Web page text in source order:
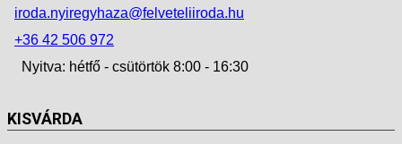
iroda.nyiregyhaza@felveteliiroda.hu
+36 42 506 972
Nyitva: hétfő - csütörtök 8:00 - 16:30
KISVÁRDA